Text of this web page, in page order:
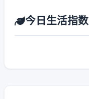
今日生活指数